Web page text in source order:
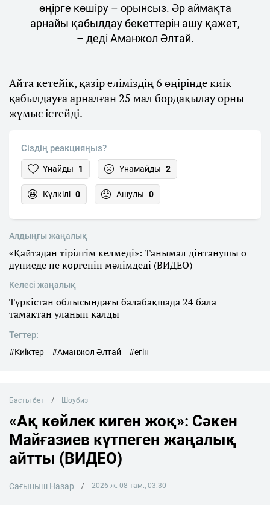
өңірге көшіру – орынсыз. Әр аймақта
арнайы қабылдау бекеттерін ашу қажет,
– деді Аманжол Әлтай.
Айта кетейік, қазір еліміздің 6 өңірінде киік
қабылдауға арналған 25 мал бордақылау орны
жұмыс істейді.
Сіздің реакцияңыз?
Ұнайды 1 Ұнамайды 2
Күлкілі 0 Ашулы 0
Алдыңғы жаңалық
«Қайтадан тірілгім келмеді»: Танымал дінтанушы о
дүниеде не көргенін мәлімдеді (ВИДЕО)
Келесі жаңалық
Түркістан облысындағы балабақшада 24 бала
тамақтан уланып қалды
Тегтер:
#Киіктер #Аманжол Әлтай #егін
Басты бет Шоубиз
«Ақ көйлек киген жоқ»: Сәкен
Майғазиев күтпеген жаңалық
айтты (ВИДЕО)
Сағыныш Назар 2026 ж. 08 там., 03:30